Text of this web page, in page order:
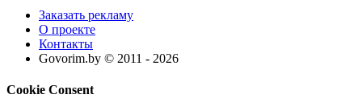
Заказать рекламу
О проекте
Контакты
Govorim.by © 2011 - 2026
Cookie Consent